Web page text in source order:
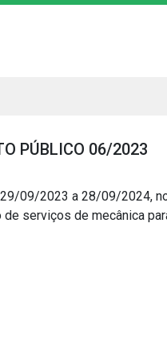
PÚBLICO 06/2023
09/2023 a 28/09/2024,
serviços de mecânica